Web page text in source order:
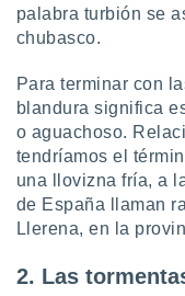
palabra turbión se
chubasco.
Para terminar con
blandura significa
o aguachoso.
tendríamos el
una llovizna fría, a
de España llaman
Llerena, en la
2. Las